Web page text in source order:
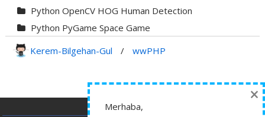
Python OpenCV HOG Human Detection
Python PyGame Space Game
Python Transparent Proxy Server
jQuery Resizable
Kerem-Bilgehan-Gul / wwPHP
Merhaba,
×